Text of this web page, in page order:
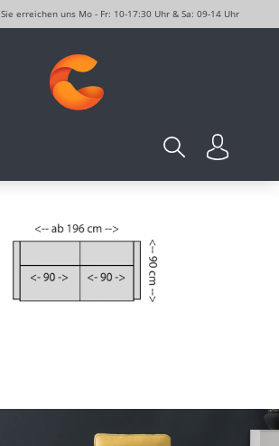
Sie erreichen uns Mo - Fr: 10-17:30 Uhr & Sa: 09-14 Uhr